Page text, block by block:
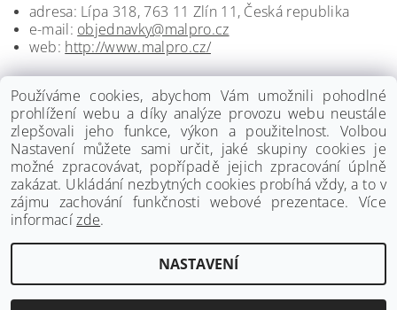
adresa: Lípa 318, 763 11 Zlín 11, Česká republika
e-mail: objednavky@malpro.cz
web: http://www.malpro.cz/
www.palmat.cz
2026 ©Palmat.cz, všechna práva vyhrazenaUpravit nastavení cookies
Používáme cookies, abychom Vám umožnili pohodlné
prohlížení webu a díky analýze provozu webu neustále
zlepšovali jeho funkce, výkon a použitelnost. Volbou
Nastavení můžete sami určit, jaké skupiny cookies je
možné zpracovávat, popřípadě jejich zpracování úplně
zakázat. Ukládání nezbytných cookies probíhá vždy, a to v
zájmu zachování funkčnosti webové prezentace. Více
informacízde.
NASTAVENÍ